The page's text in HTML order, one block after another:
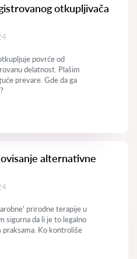
otkupljivača
povrće od
delatnost. Plašim
prevare. Gde da ga
alternativne
prirodne terapije u
sigurna da li je to legalno
praksama. Ko kontroliše